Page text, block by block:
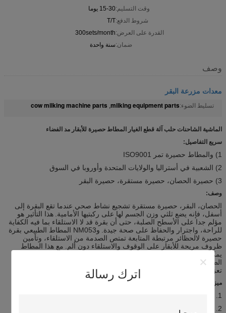
اترك رسالة
وقت التسليم:15-30 يوما
شروط الدفع:T/T
القدرة على العرض:300sets/month
ضمان:سنة واحدة
وصف
معدات مزرعة البقر
تسليط الضوء:milking equipment parts
,
cow milking machine parts
الماشية الشاحنات حلب آلة قطع الغيار المطاط حصيرة للأبقار مد الفضاء
سريع التفاصيل:
1) والمطاط حصيرة تمر ISO9001
2) الشعبية في أستراليا والولايات المتحدة وأوروبا في السوق
3) حصيرة الحصان، حصيرة مستقرة، حصيرة البقر
وصف:
الحصان، البقر، حصيرة مستقرة تشجيع نشاط صحي عندما تقع البقرة إلى
أسفل، فإنه يضع ثلثي وزن الجسم لها على ركبتيها الأمامية. هذا التأثير هو
مؤلم جدا على الأسطح الصلبة، حتى أن بقرة قد لا الاستلقاء بما فيه الكفاية
للراحة، واجترار والحفاظ على صحة جيدة.
وNM053 المطاط الطبيعي بقرة
حصيرة لالحظائر مرتبطة المتابعة تمتص الصدمة من الاستلقاء، وتأمين
ظروف مريحة للأبقار على الوقوف والاستلقاء دون ألم.
مع هذا المطاط
يمكن الأبقار حصيرة ترتفع بسهولة بعد يستريح في الراحة: صعود، وتناول
الطعام، والشراب ما يكفي لإنتاج كميات كبيرة من الحليب عالي الجودة.
تعزيز الإنتاجية
ميزات:
1. مكافحة زلة سطح النمط مسامية للحفاظ على أرضية جافة ونظيفة
2. سهلة التركيب